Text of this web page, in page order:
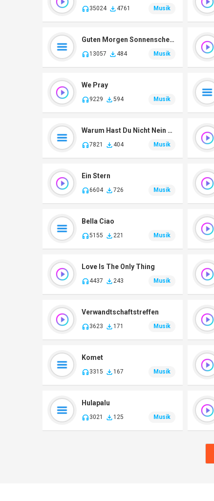
35024 4761 Musik
Guten Morgen Sonnenschein
13057 484 Musik
We Pray
9229 594 Musik
Warum Hast Du Nicht Nein Gesagt
7821 404 Musik
Ein Stern
6604 726 Musik
Bella Ciao
5155 221 Musik
Love Is The Only Thing
4437 243 Musik
Verwandtschaftstreffen
3623 171 Musik
Komet
3315 167 Musik
Hulapalu
3021 125 Musik